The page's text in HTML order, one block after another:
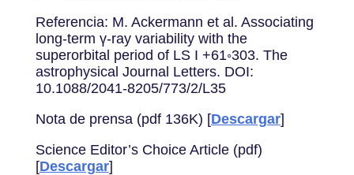
Referencia: M. Ackermann et al. Associating
long-term ү-ray variability with the
superorbital period of LS I +61◦303. The
astrophysical Journal Letters. DOI:
10.1088/2041-8205/773/2/L35
Nota de prensa (pdf 136K) [Descargar]
Science Editor’s Choice Article (pdf)
[Descargar]